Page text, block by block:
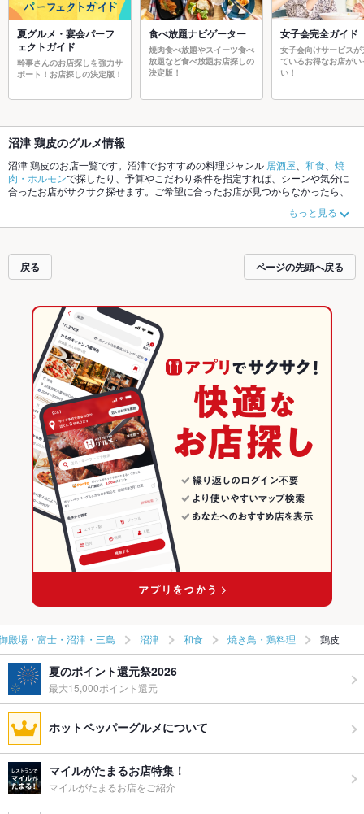
夏グルメ・宴会パーフ
ェクトガイド
幹事さんのお店探しを強力サ
ポート！お店探しの決定版！
食べ放題ナビゲーター
焼肉食べ放題やスイーツ食べ
放題など食べ放題お店探しの
決定版！
女子会完全ガイド
女子会向けサービスが
ているお得なお店がい
い！
沼津 鶏皮のグルメ情報
沼津 鶏皮のお店一覧です。沼津でおすすめの料理ジャンル 居酒屋 和食
焼
肉・ホルモンで探したり、予算やこだわり条件を指定すれば、シーンや気分に
合ったお店がサクサク探せます。ご希望に合ったお店が見つからなかったら、
からあげ、天
丼、お茶漬けや季節のおすすめ料理など、お店の最新情報をご紹介しているの
どうしの飲み会にも、会社の宴会にも、デートやパーティーにもお得に便利に
ホットペッパーグルメをご利用ください。
もっと見る
戻る ページの先頭へ戻る
殿場・富士・沼津・三島 沼津 和食 焼き鳥・鶏料理 鶏皮
夏のポイント還元祭2026
最大15,000ポイント還元
ホットペッパーグルメについて
マイルがたまるお店特集！
マイルがたまるお店をご紹介